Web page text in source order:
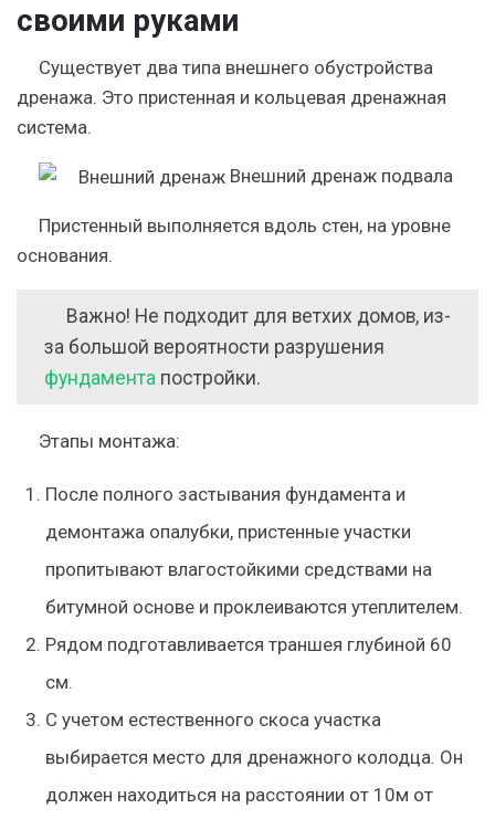
своими руками
Существует два типа внешнего обустройства
дренажа. Это пристенная и кольцевая дренажная
система.
Внешний дренаж подвала
Пристенный выполняется вдоль стен, на уровне
основания.
Важно! Не подходит для ветхих домов, из-
за большой вероятности разрушения
фундамента постройки.
Этапы монтажа:
После полного застывания фундамента и
демонтажа опалубки, пристенные участки
пропитывают влагостойкими средствами на
битумной основе и проклеиваются утеплителем.
Рядом подготавливается траншея глубиной 60
см.
С учетом естественного скоса участка
выбирается место для дренажного колодца. Он
должен находиться на расстоянии от 10м от